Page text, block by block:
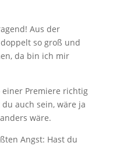
Aus der
so groß und
da bin ich mir
Premiere richtig
auch sein, wäre ja
wäre.
Angst: Hast du